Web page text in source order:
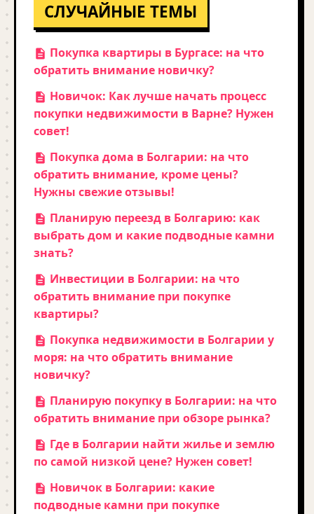
СЛУЧАЙНЫЕ ТЕМЫ
Покупка квартиры в Бургасе: на что
обратить внимание новичку?
Новичок: Как лучше начать процесс
покупки недвижимости в Варне? Нужен
совет!
Покупка дома в Болгарии: на что
обратить внимание, кроме цены?
Нужны свежие отзывы!
Планирую переезд в Болгарию: как
выбрать дом и какие подводные камни
знать?
Инвестиции в Болгарии: на что
обратить внимание при покупке
квартиры?
Покупка недвижимости в Болгарии у
моря: на что обратить внимание
новичку?
Планирую покупку в Болгарии: на что
обратить внимание при обзоре рынка?
Где в Болгарии найти жилье и землю
по самой низкой цене? Нужен совет!
Новичок в Болгарии: какие
подводные камни при покупке